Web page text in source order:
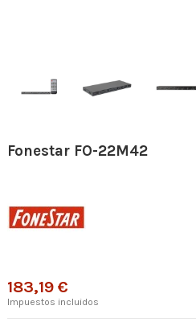
Fonestar FO-22M42
183,19 €
Impuestos incluidos